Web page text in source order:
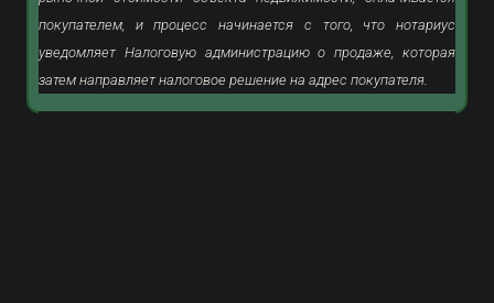
покупателем, и процесс начинается с того, что нотариус
уведомляет Налоговую администрацию о продаже, которая
затем направляет налоговое решение на адрес покупателя.